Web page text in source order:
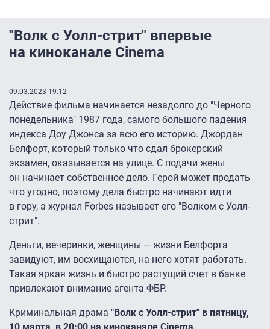
"Волк с Уолл-стрит" впервые
на киноканале Cinema
09.03.2023 19:12
Действие фильма начинается незадолго до "Черного
понедельника" 1987 года, самого большого падения
индекса Доу Джонса за всю его историю. Джордан
Белфорт, который только что сдал брокерский
экзамен, оказывается на улице. С подачи жены
он начинает собственное дело. Герой может продать
что угодно, поэтому дела быстро начинают идти
в гору, а журнал Forbes называет его "Волком с Уолл-
стрит".
Деньги, вечеринки, женщины — жизни Белфорта
завидуют, им восхищаются, на него хотят работать.
Такая яркая жизнь и быстро растущий счет в банке
привлекают внимание агента ФБР.
Криминальная драма "Волк с Уолл-стрит" в пятницу,